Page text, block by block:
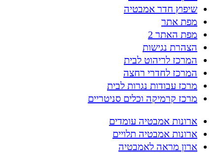
שיפוץ חדר אמבטיה
מפת אתר
מפת האתר 2
הצהרת נגישות
המרכז לריהוט לבית
המרכז לחדרי רחצה
מרכז עבודות נגרות לבית
מרכז קרמיקה וכלים סניטריים
ארונות אמבטיה עומדים
ארונות אמבטיה תלויים
ארון מראה לאמבטיה